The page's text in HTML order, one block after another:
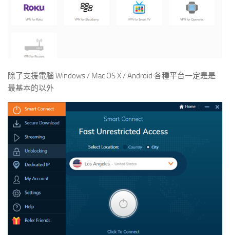
除了支援電腦 Windows / Mac OS X / Android 各種平台一定是是
最基本的以外